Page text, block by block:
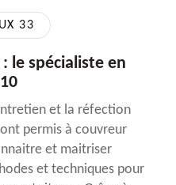
33
le spécialiste en
et la réfection
permis à couvreur
et maitriser
et techniques pour